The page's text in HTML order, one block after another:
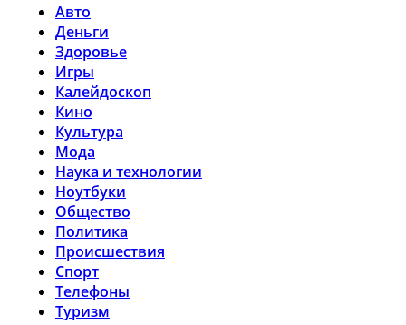
Авто
Деньги
Здоровье
Игры
Калейдоскоп
Кино
Культура
Мода
Наука и технологии
Ноутбуки
Общество
Политика
Происшествия
Спорт
Телефоны
Туризм